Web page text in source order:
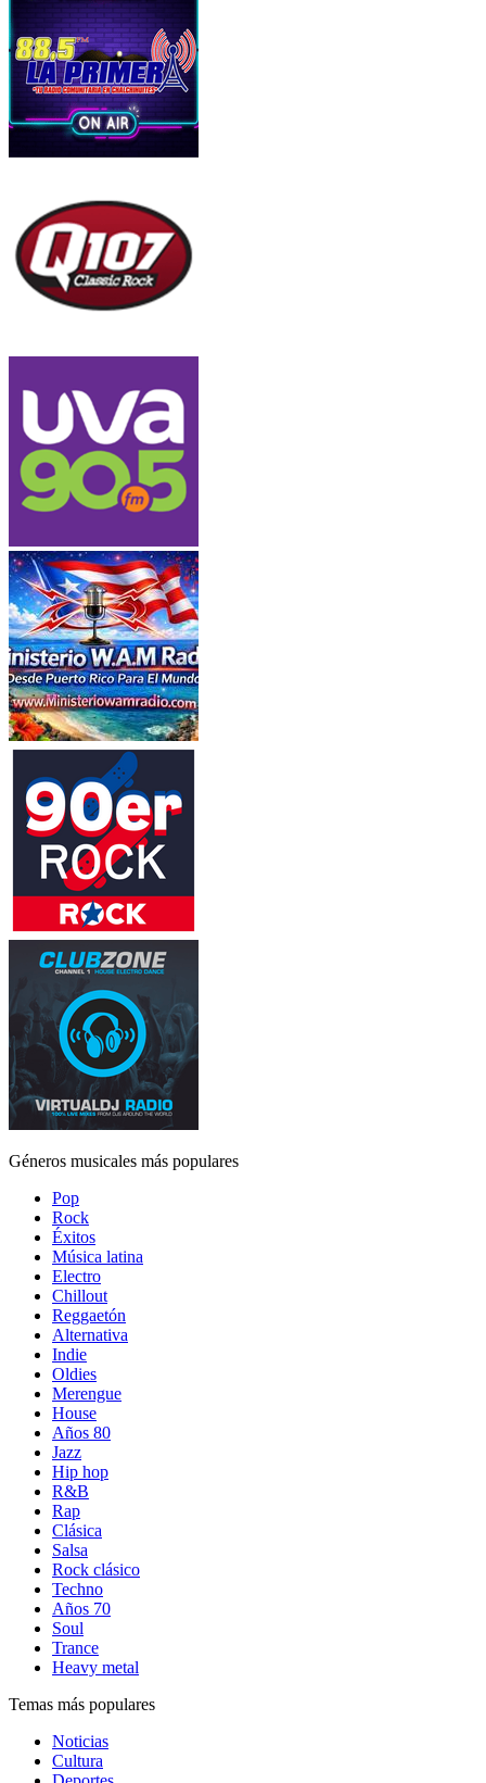
Géneros musicales más populares
Pop
Rock
Éxitos
Música latina
Electro
Chillout
Reggaetón
Alternativa
Indie
Oldies
Merengue
House
Años 80
Jazz
Hip hop
R&B
Rap
Clásica
Salsa
Rock clásico
Techno
Años 70
Soul
Trance
Heavy metal
Temas más populares
Noticias
Cultura